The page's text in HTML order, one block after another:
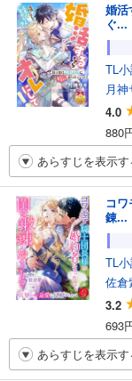
婚
ぐ...
TL
月神
4.0
880
あらすじを表示す
コ
錬...
TL
佐倉
3.2
693
あらすじを表示す